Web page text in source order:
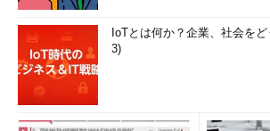
IoTとは何か？企業、社会を
3)